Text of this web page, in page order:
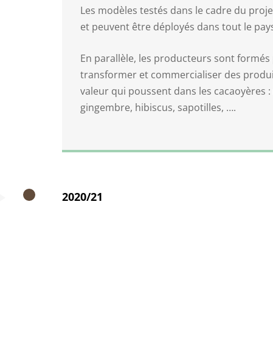
Les modèles testés dans le cadre du
et peuvent être déployés dans tout le
En parallèle, les producteurs sont
transformer et commercialiser des
valeur qui poussent dans les cacaoyères
gingembre, hibiscus, sapotilles, ….
2020/21